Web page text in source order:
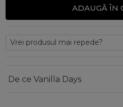
ADAUGĂ ÎN
De ce Vanilla Days